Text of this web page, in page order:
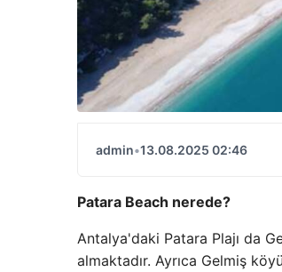
admin•13.08.2025 02:46
Patara Beach nerede?
Antalya'daki Patara Plajı da
almaktadır. Ayrıca Gelmiş